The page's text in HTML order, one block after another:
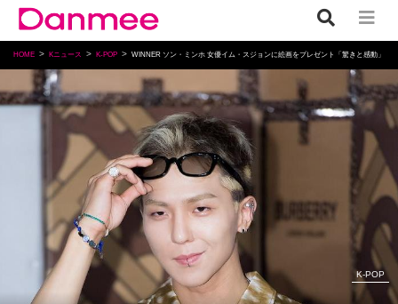
HOME Kニュース K-POP WINNER ソン・ミンホ 女優イム・スジョンに絵画をプレゼント「驚きと感動」
K-POP